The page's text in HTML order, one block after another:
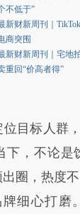
不低于”
新财新周刊｜TikTok
商突围
新财新周刊｜宅地
重回“价高者得”
位目标人群
下，不论
圈，热度
细心打磨